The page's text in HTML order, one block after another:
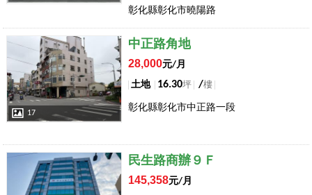
彰化縣彰化市曉陽路
店長推薦
17
中正路角地
28,000元/月
土地
16.30坪 /樓
彰化縣彰化市中正路一段
店長推薦 民生路商辦９Ｆ
145,358元/月